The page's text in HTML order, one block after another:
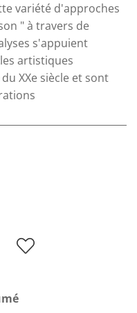
variété d'approches
" à travers de
s'appuient
artistiques
XXe siècle et sont